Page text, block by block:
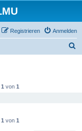
Anmelden
Registrieren
1 von 1
1 von 1